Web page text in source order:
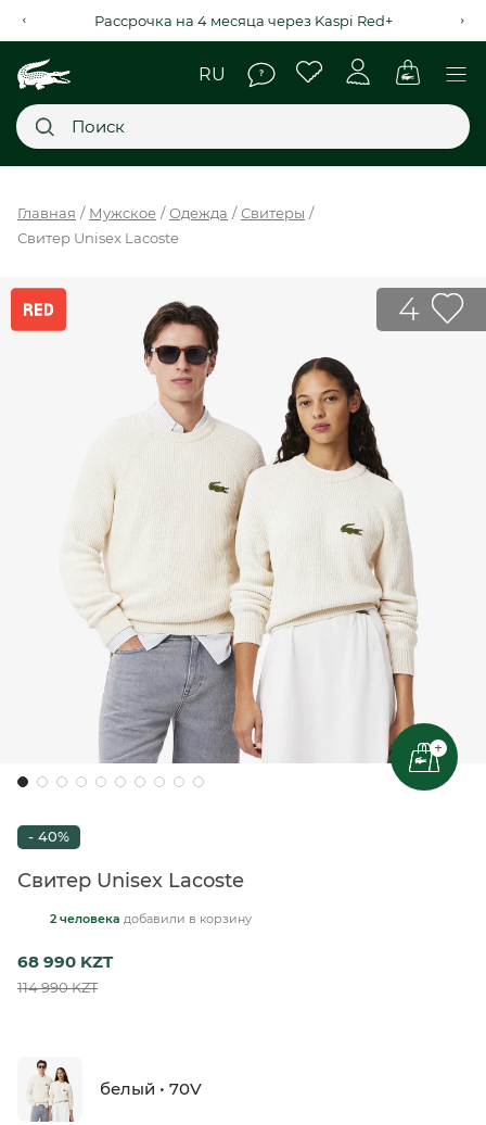
Рассрочка на 4 месяца через Kaspi Red+
НОВИНКИ
SALE
МУЖСКОЕ
ЖЕНСКОЕ
МЫ LACOSTE
Главная Мужское Одежда
Свитеры
Свитер Unisex Lacoste
4
+
- 40%
Свитер Unisex Lacoste
2 человека добавили в корзину
68 990 KZT
114 990 KZT
белый • 70V